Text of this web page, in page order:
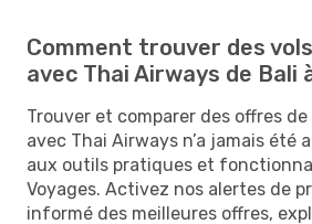
Comment trouver des
avec Thai Airways de Bali
Trouver et comparer des offres
avec Thai Airways n’a jamais été
aux outils pratiques et
Voyages. Activez nos alertes de
informé des meilleures offres,